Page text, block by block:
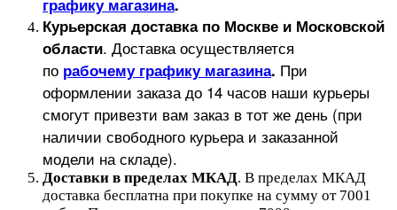
Курьерская доставка по Москве и Московской
области. Доставка осуществляется
по рабочему графику магазина. При
оформлении заказа до 14 часов наши курьеры
смогут привезти вам заказ в тот же день (при
наличии свободного курьера и заказанной
модели на складе).
Доставки в пределах МКАД. В пределах МКАД
доставка бесплатна при покупке на сумму от 7001